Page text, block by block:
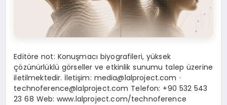
Editöre not: Konuşmacı biyografileri, yüksek
çözünürlüklü görseller ve etkinlik sunumu talep üzerine
iletilmektedir. İletişim: media@lalproject.com ·
technoference@lalproject.com Telefon: +90 532 543
23 68 Web: www.lalproject.com/technoference